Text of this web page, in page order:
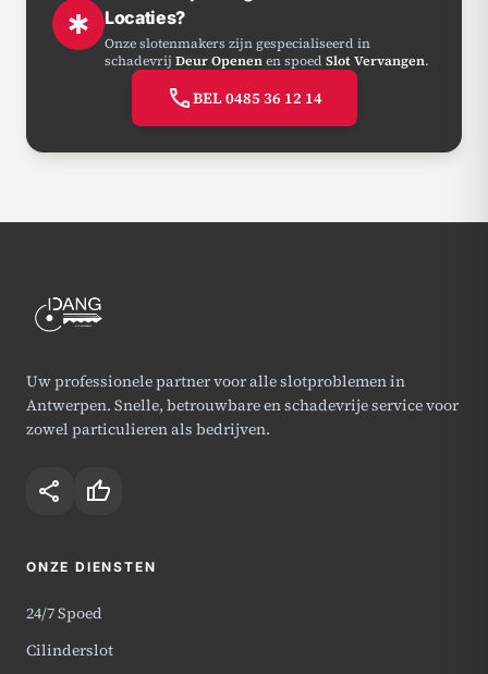
emergency
Locaties?
Onze slotenmakers zijn gespecialiseerd in
schadevrij Deur Openenen spoed Slot Vervangen.
callBEL 0485 36 12 14
Uw professionele partner voor alle slotproblemen in
Antwerpen. Snelle, betrouwbare en schadevrije service voor
zowel particulieren als bedrijven.
share thumb_up
ONZE DIENSTEN
24/7 Spoed
Cilinderslot